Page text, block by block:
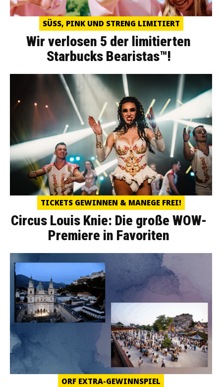
SÜSS, PINK UND STRENG LIMITIERT
Wir verlosen 5 der limitierten
Starbucks Bearistas™!
TICKETS GEWINNEN & MANEGE FREI!
Circus Louis Knie: Die große WOW-
Premiere in Favoriten
ORF EXTRA-GEWINNSPIEL